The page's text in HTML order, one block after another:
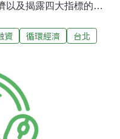
以及揭露四大指標的評
成國際潮流
：社會、
肺炎（COVID-19）疫
場都呈現資金淨流出的
要投資所有基金呈現
入了460億美元」。回
資 循環經濟
台北